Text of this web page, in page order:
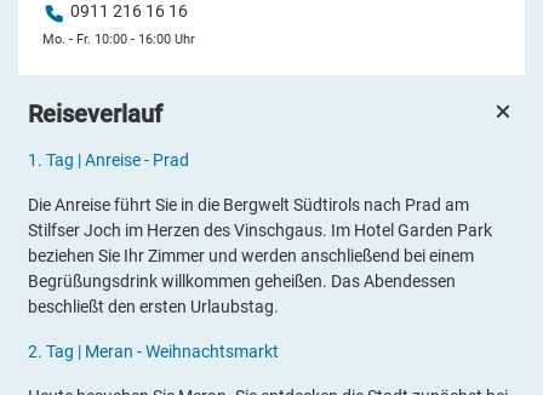
Reiseverlauf
1. Tag |Anreise - Prad
Die Anreise führt Sie in die Bergwelt Südtirols nach Prad am
Stilfser Joch im Herzen des Vinschgaus. Im Hotel Garden Park
beziehen Sie Ihr Zimmer und werden anschließend bei einem
Begrüßungsdrink willkommen geheißen. Das Abendessen
beschließt den ersten Urlaubstag.
2. Tag | Meran - Weihnachtsmarkt
0911 216 16 16
Mo. - Fr. 10:00 - 16:00 Uhr